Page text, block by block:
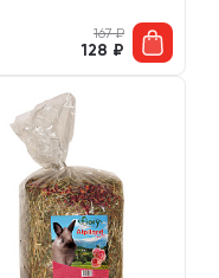
167₽
128 ₽